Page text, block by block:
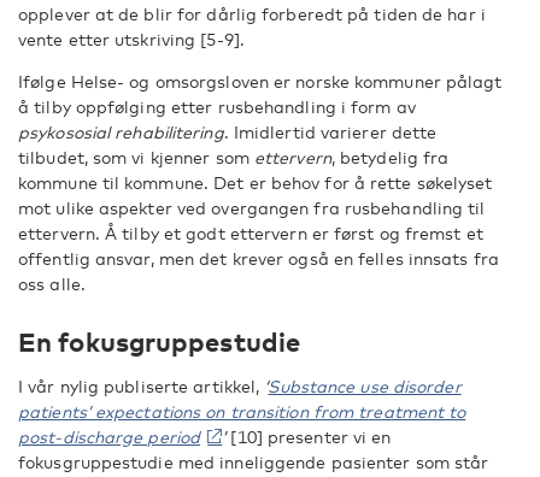
opplever at de blir for dårlig forberedt på tiden de har i
vente etter utskriving [5-9].
Ifølge Helse- og omsorgsloven er norske kommuner pålagt
å tilby oppfølging etter rusbehandling i form av
psykososialrehabilitering. Imidlertid varierer dette
tilbudet, som vi kjenner som ettervern, betydelig fra
kommune til kommune. Det er behov for å rette søkelyset
mot ulike aspekter ved overgangen fra rusbehandling til
ettervern. Å tilby et godt ettervern er først og fremst et
offentlig ansvar, men det krever også en felles innsats fra
oss alle.
En fokusgruppestudie
I vår nylig publiserte artikkel, ‘Substance use disorder
patients’ expectations on transition from treatment to
post-discharge period
’[10] presenter vi en
fokusgruppestudie med inneliggende pasienter som står